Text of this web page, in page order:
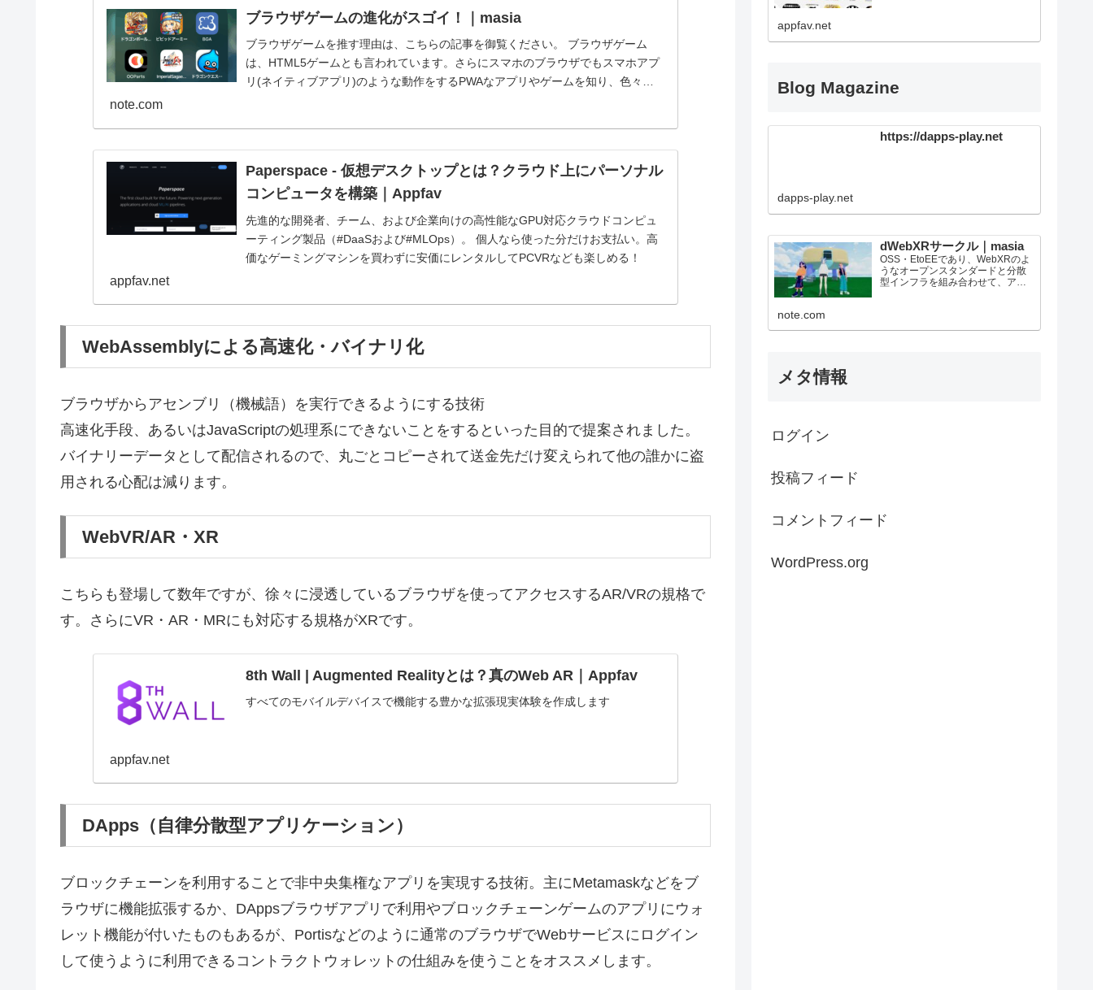
ブラウザゲームの進化がスゴイ！｜masia
ブラウザゲームを推す理由は、こちらの記事を御覧ください。 ブラウザゲーム
は、HTML5ゲームとも言われています。さらにスマホのブラウザでもスマホアプ
リ(ネイティブアプリ)のような動作をするPWAなアプリやゲームを知り、色々探
note.com
Paperspace - 仮想デスクトップとは？クラウド上にパーソナル
コンピュータを構築｜Appfav
先進的な開発者、チーム、および企業向けの高性能なGPU対応クラウドコンピュ
ーティング製品（#DaaSおよび#MLOps）。 個人なら使った分だけお支払い。高
価なゲーミングマシンを買わずに安価にレンタルしてPCVRなども楽しめる！
appfav.net
WebAssemblyによる高速化・バイナリ化
ブラウザからアセンブリ（機械語）を実行できるようにする技術
高速化手段、あるいはJavaScriptの処理系にできないことをするといった目的で提案されました。
バイナリーデータとして配信されるので、丸ごとコピーされて送金先だけ変えられて他の誰かに盗
用される心配は減ります。
WebVR/AR・XR
こちらも登場して数年ですが、徐々に浸透しているブラウザを使ってアクセスするAR/VRの規格で
す。さらにVR・AR・MRにも対応する規格がXRです。
8th Wall | Augmented Realityとは？真のWeb AR｜Appfav
すべてのモバイルデバイスで機能する豊かな拡張現実体験を作成します
appfav.net
DApps（自律分散型アプリケーション）
ブロックチェーンを利用することで非中央集権なアプリを実現する技術。主にMetamaskなどをブ
ラウザに機能拡張するか、DAppsブラウザアプリで利用やブロックチェーンゲームのアプリにウォ
レット機能が付いたものもあるが、Portisなどのように通常のブラウザでWebサービスにログイン
して使うように利用できるコントラクトウォレットの仕組みを使うことをオススメします。
appfav.net
Blog Magazine
https://dapps-play.net
dapps-play.net
dWebXRサークル｜masia
OSS・EtoEEであり、WebXRのよ
うなオープンスタンダードと分散
型インフラを組み合わせて、アプ
ジェントを駆使して情報収集、人
note.com
メタ情報
ログイン
投稿フィード
コメントフィード
WordPress.org